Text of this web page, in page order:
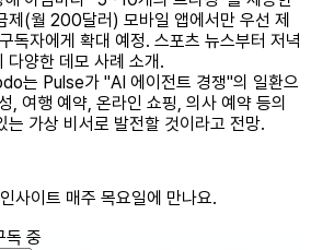
제(월 200달러) 모바일 앱에서만 우선 제
독자에게 확대 예정. 스포츠 뉴스부터 저녁
다양한 데모 사례 소개.
는 Pulse가 "AI 에이전트 경쟁"의 일환으
, 여행 예약, 온라인 쇼핑, 의사 예약 등의
는 가상 비서로 발전할 것이라고 전망.
사이트 매주 목요일에 만나요.
독 중